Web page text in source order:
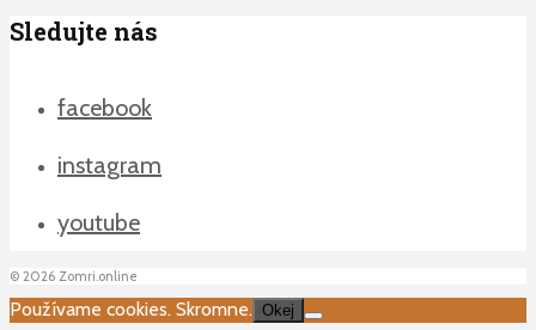
Sledujte nás
facebook
instagram
youtube
© 2026 Zomri.online
Používame cookies. Skromne. Okej